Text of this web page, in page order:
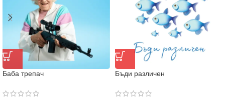
Баба трепач Бъди различен